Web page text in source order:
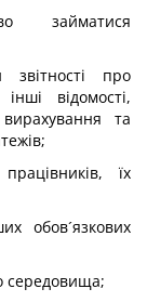
займатися
звітності про
відомості,
та
їх
обов´язкових
середовища;